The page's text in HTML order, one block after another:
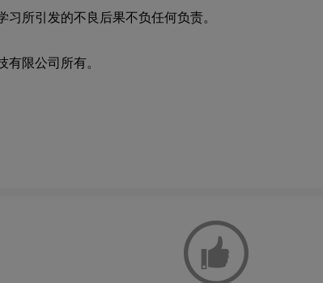
所引发的不良后果不负任何负责。
限公司所有。